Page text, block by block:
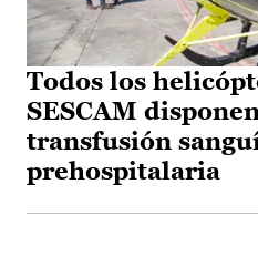
Todos los
SESCAM
transfusión
prehospitalaria